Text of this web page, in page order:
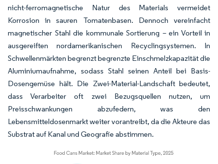
nicht-ferromagnetische Natur des Materials vermeidet
Korrosion in sauren Tomatenbasen. Dennoch vereinfacht
magnetischer Stahl die kommunale Sortierung – ein Vorteil in
ausgereiften nordamerikanischen Recyclingsystemen. In
Schwellenmärkten begrenzt begrenzte Einschmelzkapazität die
Aluminiumaufnahme, sodass Stahl seinen Anteil bei Basis-
Dosengemüse hält. Die Zwei-Material-Landschaft bedeutet,
dass Verarbeiter oft zwei Bezugsquellen nutzen, um
Preisschwankungen abzufedern, was den
Lebensmitteldosenmarkt weiter vorantreibt, da die Akteure das
Substrat auf Kanal und Geografie abstimmen.